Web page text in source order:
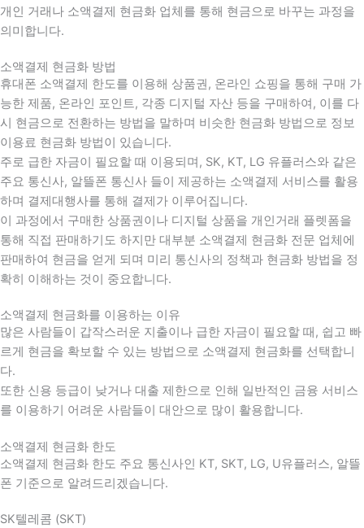
개인 거래나 소액결제 현금화 업체를 통해 현금으로 바꾸는 과정을
의미합니다.
소액결제 현금화 방법
휴대폰 소액결제 한도를 이용해 상품권, 온라인 쇼핑을 통해 구매 가
능한 제품, 온라인 포인트, 각종 디지털 자산 등을 구매하여, 이를 다
시 현금으로 전환하는 방법을 말하며 비슷한 현금화 방법으로 정보
이용료 현금화 방법이 있습니다.
주로 급한 자금이 필요할 때 이용되며, SK, KT, LG 유플러스와 같은
주요 통신사, 알뜰폰 통신사 들이 제공하는 소액결제 서비스를 활용
하며 결제대행사를 통해 결제가 이루어집니다.
이 과정에서 구매한 상품권이나 디지털 상품을 개인거래 플렛폼을
통해 직접 판매하기도 하지만 대부분 소액결제 현금화 전문 업체에
판매하여 현금을 얻게 되며 미리 통신사의 정책과 현금화 방법을 정
확히 이해하는 것이 중요합니다.
소액결제 현금화를 이용하는 이유
많은 사람들이 갑작스러운 지출이나 급한 자금이 필요할 때 , 쉽고 빠
르게 현금을 확보할 수 있는 방법으로 소액결제 현금화를 선택합니
다.
또한 신용 등급이 낮거나 대출 제한으로 인해 일반적인 금융 서비스
를 이용하기 어려운 사람들이 대안으로 많이 활용합니다.
소액결제 현금화 한도
소액결제 현금화 한도 주요 통신사인 KT, SKT, LG, U유플러스, 알뜰
폰 기준으로 알려드리겠습니다.
SK텔레콤 (SKT)